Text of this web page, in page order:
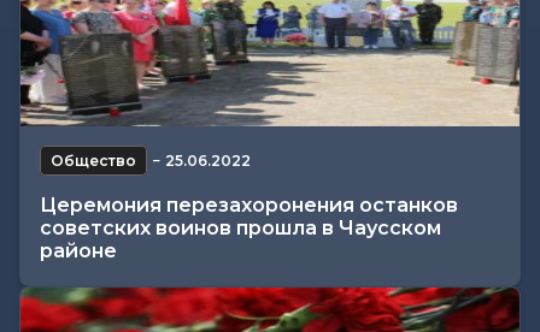
Общество − 25.06.2022
Церемония перезахоронения останков
советских воинов прошла в Чаусском
районе